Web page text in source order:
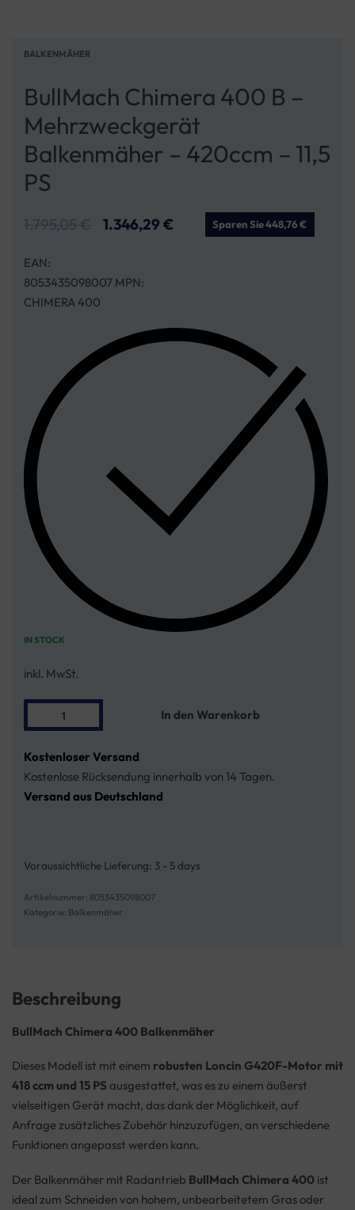
BALKENMÄHER
BullMach Chimera 400 B –
Mehrzweckgerät
Balkenmäher – 420ccm – 11,5
PS
1.795,05€ 1.346,29 € Sparen Sie 448,76 €
EAN:
8053435098007 MPN:
CHIMERA 400
IN STOCK
inkl. MwSt.
In den Warenkorb
Kostenloser Versand
Kostenlose Rücksendung innerhalb von 14 Tagen.
Versand aus Deutschland
Voraussichtliche Lieferung: 3 - 5 days
8053435098007
Kategorie: Balkenmäher
Beschreibung
BullMach Chimera 400 Balkenmäher
Dieses Modell ist mit einem robusten Loncin G420F-Motor mit
418 ccm und 15 PS ausgestattet, was es zu einem äußerst
vielseitigen Gerät macht, das dank der Möglichkeit, auf
Anfrage zusätzliches Zubehör hinzuzufügen, an verschiedene
Funktionen angepasst werden kann.
Der Balkenmäher mit Radantrieb BullMach Chimera 400 ist
ideal zum Schneiden von hohem, unbearbeitetem Gras oder